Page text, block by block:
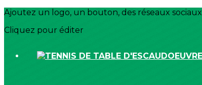
Ajoutez un logo, un bouton, des réseaux sociaux
Cliquez pour éditer